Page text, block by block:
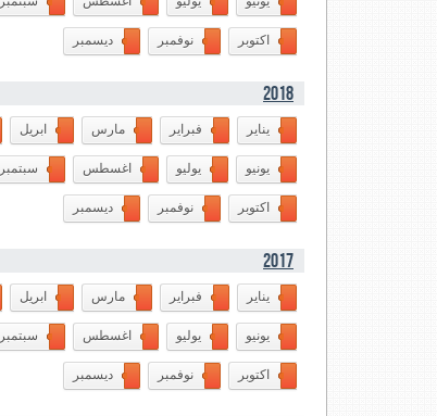
اكتوبر نوفمبر ديسمبر
2018
يناير فبراير مارس ابريل
يونيو يوليو اغسطس سبتمبر
اكتوبر نوفمبر ديسمبر
2017
يناير فبراير مارس ابريل
يونيو يوليو اغسطس سبتمبر
اكتوبر نوفمبر ديسمبر